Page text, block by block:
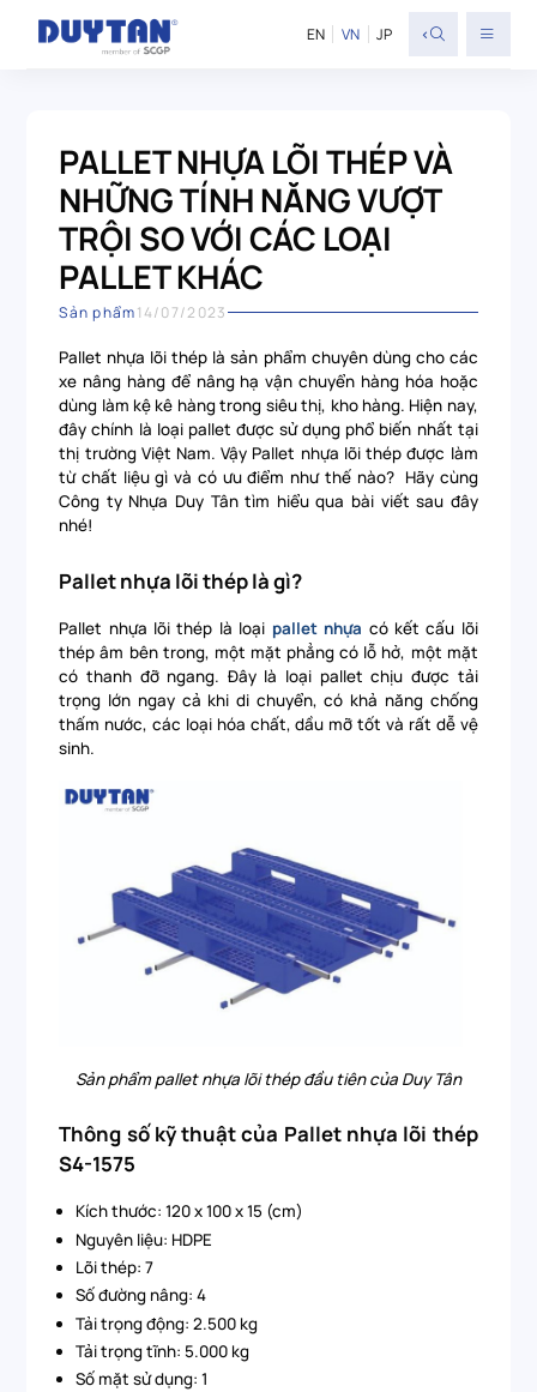
EN VN JP <
PALLET NHỰA LÕI THÉP VÀ
NHỮNG TÍNH NĂNG VƯỢT
TRỘI SO VỚI CÁC LOẠI
PALLET KHÁC
Sản phẩm14/07/2023
Pallet nhựa lõi thép là sản phẩm chuyên dùng cho các
xe nâng hàng để nâng hạ vận chuyển hàng hóa hoặc
dùng làm kệ kê hàng trong siêu thị, kho hàng. Hiện nay,
đây chính là loại pallet được sử dụng phổ biến nhất tại
thị trường Việt Nam. Vậy Pallet nhựa lõi thép được làm
từ chất liệu gì và có ưu điểm như thế nào? Hãy cùng
Công ty Nhựa Duy Tân tìm hiểu qua bài viết sau đây
nhé!
Pallet nhựa lõi thép là gì?
Pallet nhựa lõi thép là loại pallet nhựa có kết cấu lõi
thép âm bên trong, một mặt phẳng có lỗ hở, một mặt
có thanh đỡ ngang. Đây là loại pallet chịu được tải
trọng lớn ngay cả khi di chuyển, có khả năng chống
thấm nước, các loại hóa chất, dầu mỡ tốt và rất dễ vệ
sinh.
Sản phẩm pallet nhựa lõi thép đầu tiên của Duy Tân
Thông số kỹ thuật của Pallet nhựa lõi thép
S4-1575
Kích thước: 120 x 100 x 15 (cm)
Nguyên liệu: HDPE
Lõi thép: 7
Số đường nâng: 4
Tải trọng động: 2.500 kg
Tải trọng tĩnh: 5.000 kg
Số mặt sử dụng: 1